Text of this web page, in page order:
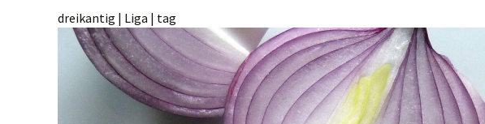
dreikantig | Liga | tag